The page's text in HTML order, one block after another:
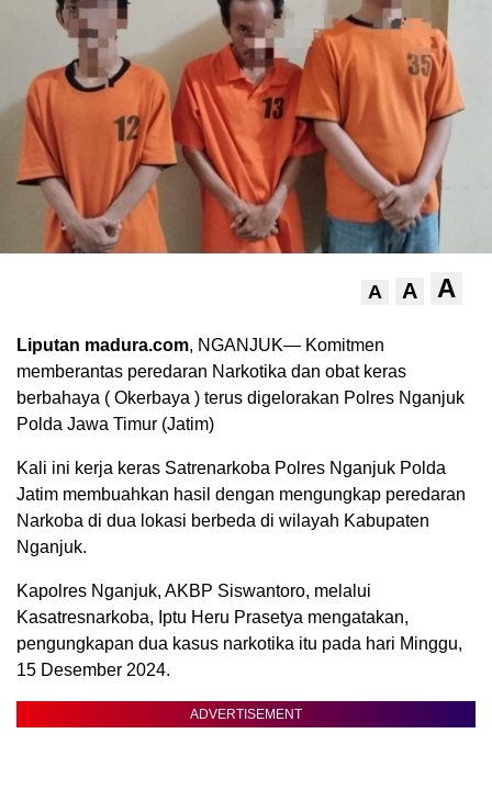
A A A
Liputan madura.com, NGANJUK— Komitmen
memberantas peredaran Narkotika dan obat keras
berbahaya ( Okerbaya ) terus digelorakan Polres Nganjuk
Polda Jawa Timur (Jatim)
Kali ini kerja keras Satrenarkoba Polres Nganjuk Polda
Jatim membuahkan hasil dengan mengungkap peredaran
Narkoba di dua lokasi berbeda di wilayah Kabupaten
Nganjuk.
Kapolres Nganjuk, AKBP Siswantoro, melalui
Kasatresnarkoba, Iptu Heru Prasetya mengatakan,
pengungkapan dua kasus narkotika itu pada hari Minggu,
15 Desember 2024.
ADVERTISEMENT